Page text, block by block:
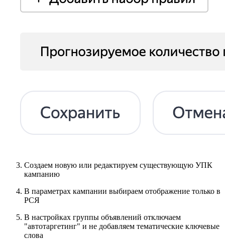
Создаем новую или редактируем существующую УПК
кампанию
В параметрах кампании выбираем отображение только в
РСЯ
В настройках группы объявлений отключаем
"автотаргетинг" и не добавляем тематические ключевые
слова